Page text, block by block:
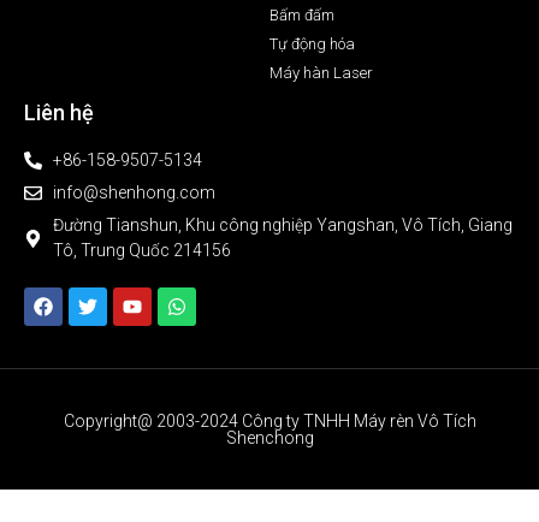
Bấm đấm
Tự động hóa
Máy hàn Laser
Liên hệ
+86-158-9507-5134
info@shenhong.com
Đường Tianshun, Khu công nghiệp Yangshan, Vô Tích, Giang
Tô, Trung Quốc 214156
Copyright@ 2003-2024 Công ty TNHH Máy rèn Vô Tích
Shenchong